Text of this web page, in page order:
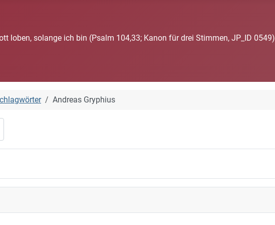
loben, solange ich bin (Psalm 104,33; Kanon für drei Stimmen, JP_ID 0549)
Andreas Gryphius